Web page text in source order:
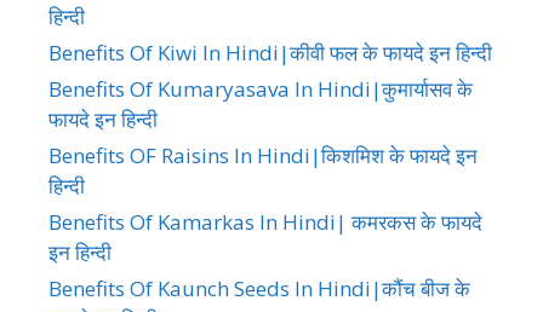
हिन्दी
Benefits Of Kiwi In Hindi|कीवी फल के फायदे इन हिन्दी
Benefits Of Kumaryasava In Hindi|कुमार्यासव के
फायदे इन हिन्दी
Benefits OF Raisins In Hindi|किशमिश के फायदे इन
हिन्दी
Benefits Of Kamarkas In Hindi| कमरकस के फायदे
इन हिन्दी
Benefits Of Kaunch Seeds In Hindi|कौंच बीज के